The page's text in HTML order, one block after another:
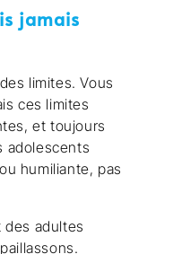
jamais
limites. Vous
ces limites
et toujours
adolescents
humiliante, pas
des adultes